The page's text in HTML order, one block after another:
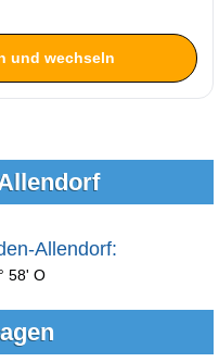
und wechseln
Allendorf:
58' O